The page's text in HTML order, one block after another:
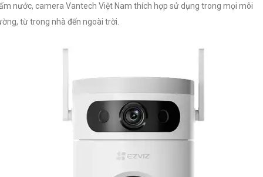
nước, camera Vantech Việt Nam thích hợp sử dụng trong mọi môi
từ trong nhà đến ngoài trời.